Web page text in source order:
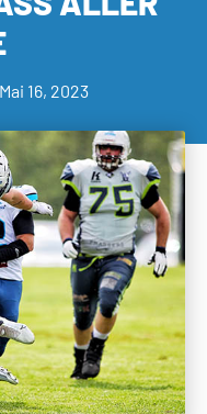
Mai 16, 2023